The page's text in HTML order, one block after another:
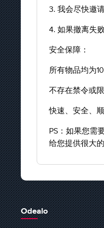
3. 我会尽快邀
4. 如果撤离失
安全保障：
所有物品均为
不存在禁令或
快速、安全、
PS：如果您需
给您提供很大
Odealo